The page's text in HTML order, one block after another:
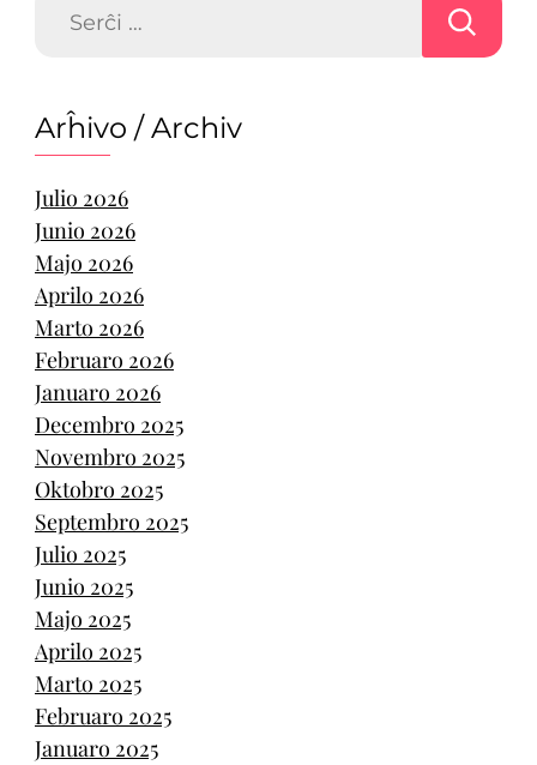
Arĥivo / Archiv
Julio 2026
Junio 2026
Majo 2026
Aprilo 2026
Marto 2026
Februaro 2026
Januaro 2026
Decembro 2025
Novembro 2025
Oktobro 2025
Septembro 2025
Julio 2025
Junio 2025
Majo 2025
Aprilo 2025
Marto 2025
Februaro 2025
Januaro 2025